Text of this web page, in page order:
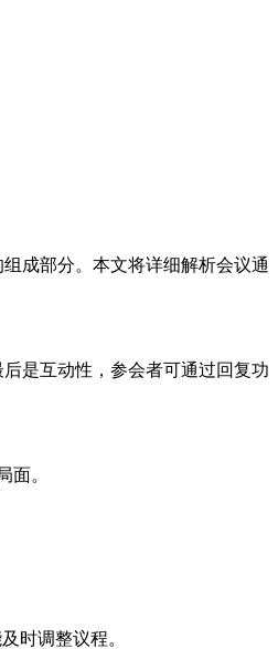
成部分。本文将详细解析会议通
是互动性，参会者可通过回复功
面。
时调整议程。